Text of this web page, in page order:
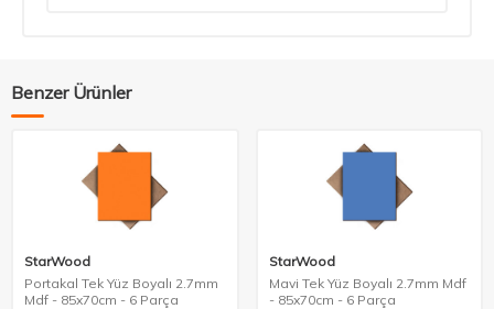
Benzer Ürünler
StarWood
Portakal Tek Yüz Boyalı 2.7mm
Mdf - 85x70cm - 6 Parça
StarWood
Mavi Tek Yüz Boyalı 2.7mm Mdf
- 85x70cm - 6 Parça